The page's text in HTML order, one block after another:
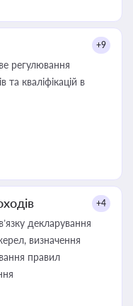
+9
регулювання
та кваліфікацій в
+4
декларування
визначення
правил